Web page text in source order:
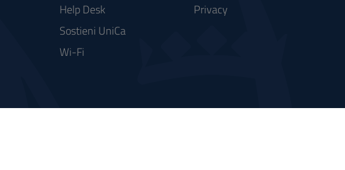
Help Desk
Sostieni UniCa
Wi-Fi
Privacy